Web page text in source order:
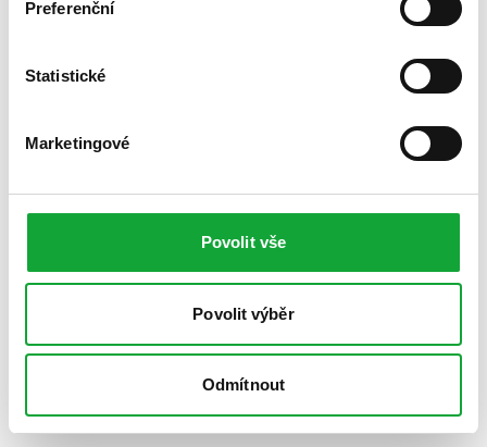
Preferenční
Statistické
Marketingové
Povolit vše
Povolit výběr
Odmítnout